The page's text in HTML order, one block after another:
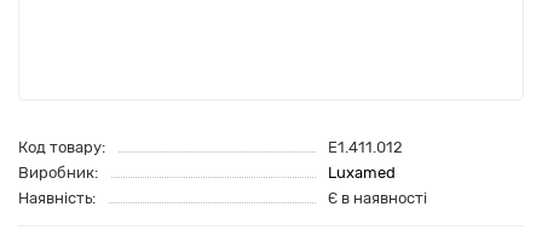
Код товару:
E1.411.012
Виробник:
Luxamed
Наявність:
Є в наявності